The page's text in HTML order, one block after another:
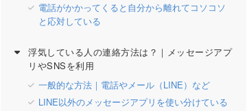
電話がかかってくると自分から離れてコソコソ
と応対している
浮気している人の連絡方法は？｜メッセージアプ
リやSNSを利用
一般的な方法｜電話やメール（LINE）など
LINE以外のメッセージアプリを使い分けている